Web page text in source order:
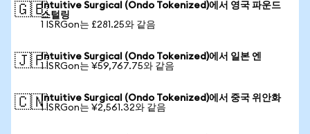
🇬🇧Intuitive Surgical (Ondo Tokenized)에서 영국 파운드
스털링
1 ISRGon는 £281.25와 같음
🇯🇵Intuitive Surgical (Ondo Tokenized)에서 일본 엔
1 ISRGon는 ¥59,767.75와 같음
🇨🇳Intuitive Surgical (Ondo Tokenized)에서 중국 위안화
1 ISRGon는 ¥2,561.32와 같음